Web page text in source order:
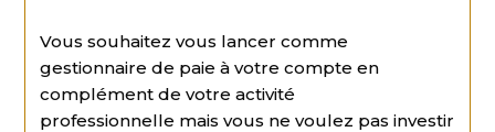
Vous souhaitez vous lancer comme
gestionnaire de paie à votre compte en
complément de votre activité
professionnelle mais vous ne voulez pas investir